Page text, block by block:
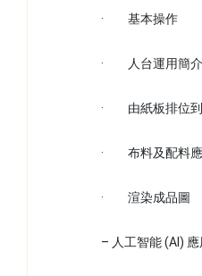
·         基本操作
·         人台運用簡介
·         由紙板排
·         布料及
·         渲染成品圖
– 人工智能 (AI)